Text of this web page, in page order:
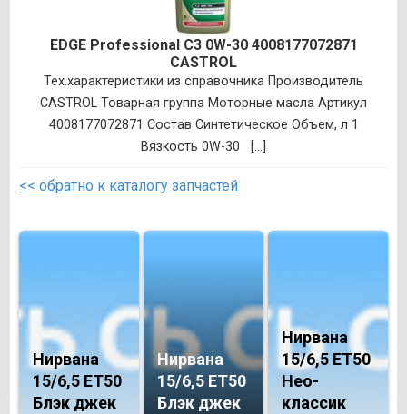
EDGE Professional C3 0W-30 4008177072871
CASTROL
Тех.характеристики из справочника Производитель
CASTROL Товарная группа Моторные масла Артикул
4008177072871 Состав Синтетическое Объем, л 1
Вязкость 0W-30 [...]
<< обратно к каталогу запчастей
Нирвана
15/6,5 ET50
Блэк джек
Нирвана
15/6,5 ET50
Блэк джек
Нирвана
15/6,5 ET50
Нео-
классик